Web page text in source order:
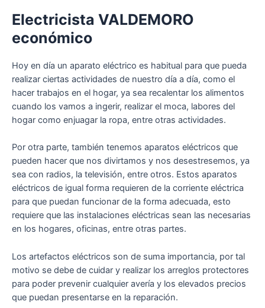
Electricista VALDEMORO
económico
Hoy en día un aparato eléctrico es habitual para que pueda
realizar ciertas actividades de nuestro día a día, como el
hacer trabajos en el hogar, ya sea recalentar los alimentos
cuando los vamos a ingerir, realizar el moca, labores del
hogar como enjuagar la ropa, entre otras actividades.
Por otra parte, también tenemos aparatos eléctricos que
pueden hacer que nos divirtamos y nos desestresemos, ya
sea con radios, la televisión, entre otros. Estos aparatos
eléctricos de igual forma requieren de la corriente eléctrica
para que puedan funcionar de la forma adecuada, esto
requiere que las instalaciones eléctricas sean las necesarias
en los hogares, oficinas, entre otras partes.
Los artefactos eléctricos son de suma importancia, por tal
motivo se debe de cuidar y realizar los arreglos protectores
para poder prevenir cualquier avería y los elevados precios
que puedan presentarse en la reparación.